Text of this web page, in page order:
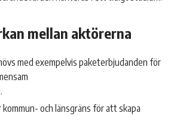
mellan aktörerna
med exempelvis paketerbjudanden för
kommun- och länsgräns för att skapa